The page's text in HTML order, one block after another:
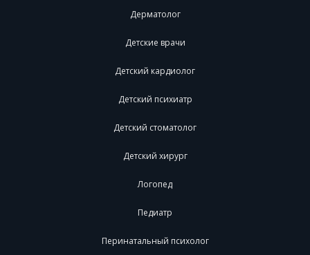
Дерматолог
Детские врачи
Детский кардиолог
Детский психиатр
Детский стоматолог
Детский хирург
Логопед
Педиатр
Перинатальный психолог